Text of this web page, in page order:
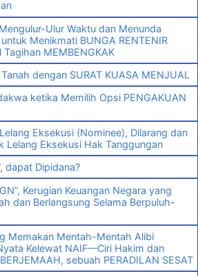
Ulur Waktu dan Menunda
Menikmati BUNGA RENTENIR
MEMBENGKAK
dengan SURAT KUASA MENJUAL
ketika Memilih Opsi PENGAKUAN
Eksekusi (Nominee), Dilarang dan
Lelang Eksekusi Hak Tanggungan
dapat Dipidana?
Kerugian Keuangan Negara yang
dan Berlangsung Selama Berpuluh-
Memakan Mentah-Mentah Alibi
Kelewat NAIF—Ciri Hakim dan
sebuah PERADILAN SESAT